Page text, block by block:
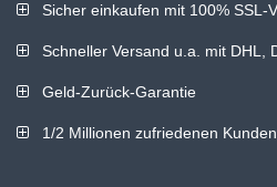
Sicher einkaufen mit 100% SSL-
Schneller Versand u.a. mit DHL,
Geld-Zurück-Garantie
1/2 Millionen zufriedenen Kunden